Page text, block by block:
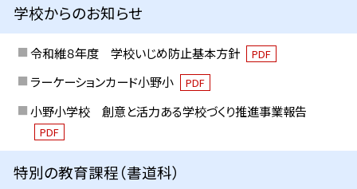
学校からのお知らせ
令和維８年度 学校いじめ防止基本方針 PDF
ラーケーションカード小野小 PDF
小野小学校 創意と活力ある学校づくり推進事業報告
PDF
特別の教育課程（書道科）